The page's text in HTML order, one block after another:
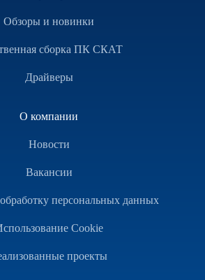
Обзоры и новинки
сборка ПК СКАТ
Драйверы
О компании
Новости
Вакансии
персональных данных
Cookie
проекты